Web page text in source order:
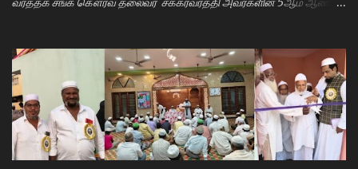
ஒருங்கிணைப்பாளர் திருவேங்கடம் மற்றும் செவிலியர்கள் தலைமையில்
நடைபெற்றது. நிகழ்ச்சியில் கண் மருத்துவர் இளையராஜா சிறப்பு
அழைப்பாளராக கலந்து கொண்டு குத்துவிளக்கு ஏற்றி நிகழ்ச்சினை
துவங்கி வைத்தார். நிகழ்ச்சிக்கு குமராட்சி வர்த்தக சங்கத் தலைவர்
கே.ஆர்.ஜி. தமிழ்வாணன் முன்னிலை வகித்தார். நிகழ்ச்சியில் செயலாளர்
மணிவண்ணன், ஒருங்கிணைப்பாளர் அப்துல்பாசித் மற்றும் சங்க